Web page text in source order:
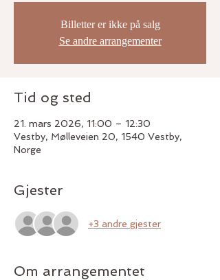
Billetter er ikke på salg
Se andre arrangementer
Tid og sted
21. mars 2026, 11:00 – 12:30
Vestby, Mølleveien 20, 1540 Vestby,
Norge
Gjester
+3 andre gjester
Om arrangementet